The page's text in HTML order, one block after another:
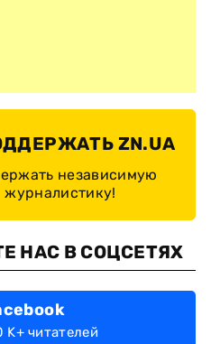
ZN.UA
независимую
журналистику!
НАС В СОЦСЕТЯХ
K+ читателей